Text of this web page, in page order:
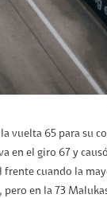
vuelta 65 para su
en el giro 67 y
frente cuando la
en la 73